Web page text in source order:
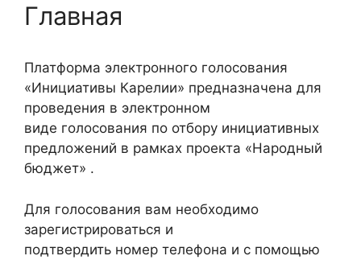
Главная
Платформа электронного голосования
«Инициативы Карелии» предназначена для
проведения в электронном
виде голосования по отбору инициативных
предложений в рамках проекта «Народный
бюджет» .
Для голосования вам необходимо
зарегистрироваться и
подтвердить номер телефона и с помощью